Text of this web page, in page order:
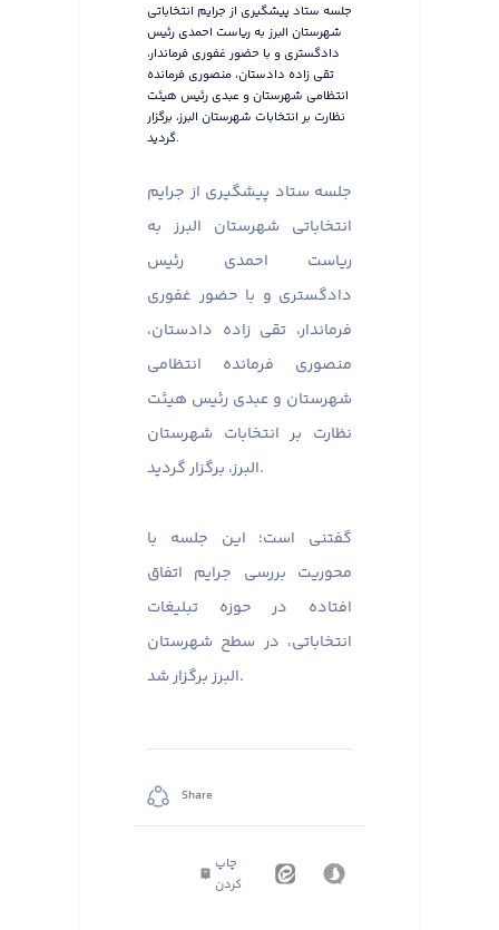
جلسه ستاد پیشگیری از جرایم انتخاباتی
شهرستان البرز به ریاست احمدی رئیس
دادگستری و با حضور غفوری فرماندار،
تقی زاده دادستان، منصوری فرمانده
انتظامی شهرستان و عبدی رئیس هیئت
نظارت بر انتخابات شهرستان البرز، برگزار
گردید.
جلسه ستاد پیشگیری از جرایم
انتخاباتی شهرستان البرز به
ریاست احمدی رئیس
دادگستری و با حضور غفوری
فرماندار، تقی زاده دادستان،
منصوری فرمانده انتظامی
شهرستان و عبدی رئیس هیئت
نظارت بر انتخابات شهرستان
البرز، برگزار گردید. ​​​​​​​
گفتنی است؛ این جلسه با
محوریت بررسی جرایم اتفاق
افتاده در حوزه تبلیغات
انتخاباتی، در سطح شهرستان
البرز برگزار شد.
Share
چاپ
کردن